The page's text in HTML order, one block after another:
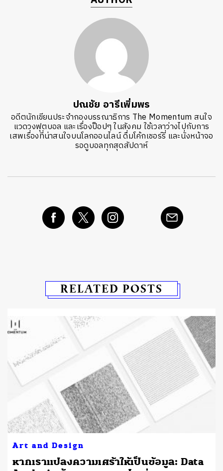
ปณชัย อารีเพิ่มพร
อดีตนักเขียนประจำกองบรรณาธิการ The Momentum สนใจ
แวดวงฟุตบอล และเรื่องป็อปๆ ในสังคม ใช้เวลาว่างไปกับการ
เสพเรื่องที่น่าสนใจบนโลกออนไลน์ ดื่มโค้กเชอร์รี่ และนั่งหน้าจอ
รอดูบอลทุกสุดสัปดาห์
RELATED POSTS
Art and Design
หากเราแปลงความเศร้าให้เป็นข้อมูล: Data